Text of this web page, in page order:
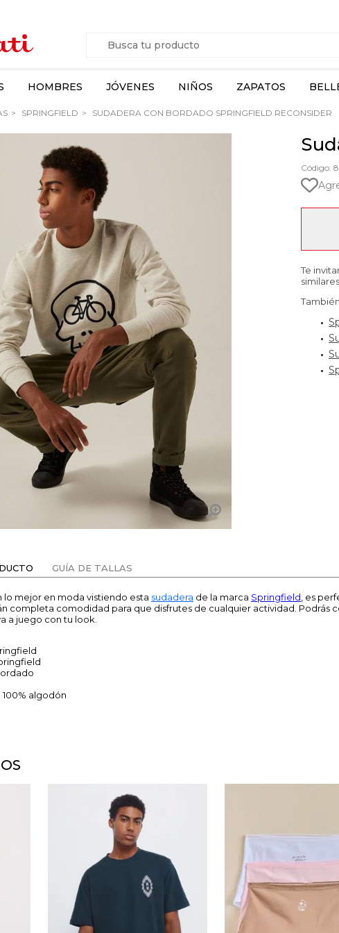
HOMBRES JÓVENES NIÑOS ZAPATOS
SPRINGFIELD SUDADERA CON BORDADO SPRINGFIELD RECONSIDER
Código:
Te
GUÍA DE TALLAS
lo mejor en moda vistiendo esta sudadera de la marca Springfield , es
completa comodidad para que disfrutes de cualquier actividad. Podrás
a juego con tu look.
algodón